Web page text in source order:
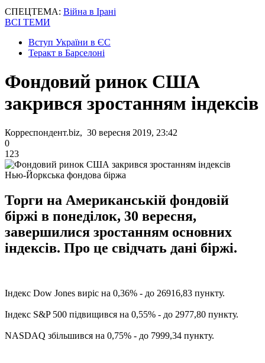
СПЕЦТЕМА: Війна в Ірані
ВСІ ТЕМИ
Вступ України в ЄС
Теракт в Барселоні
Фондовий ринок США
закрився зростанням індексів
Корреспондент.biz, 30 вересня 2019, 23:42
0
123
Нью-Йоркська фондова біржа
Торги на Американській фондовій
біржі в понеділок, 30 вересня,
завершилися зростанням основних
індексів. Про це свідчать дані біржі.
Індекс Dow Jones виріс на 0,36% - до 26916,83 пункту.
Індекс S&P 500 підвищився на 0,55% - до 2977,80 пункту.
NASDAQ збільшився на 0,75% - до 7999,34 пункту.